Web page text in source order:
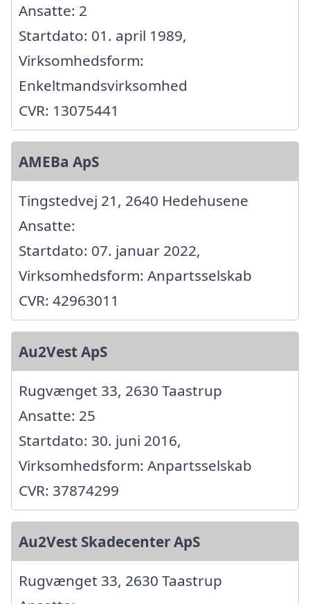
Ansatte: 2
Startdato: 01. april 1989,
Virksomhedsform:
Enkeltmandsvirksomhed
CVR: 13075441
AMEBa ApS
Tingstedvej 21, 2640 Hedehusene
Ansatte:
Startdato: 07. januar 2022,
Virksomhedsform: Anpartsselskab
CVR: 42963011
Au2Vest ApS
Rugvænget 33, 2630 Taastrup
Ansatte: 25
Startdato: 30. juni 2016,
Virksomhedsform: Anpartsselskab
CVR: 37874299
Au2Vest Skadecenter ApS
Rugvænget 33, 2630 Taastrup